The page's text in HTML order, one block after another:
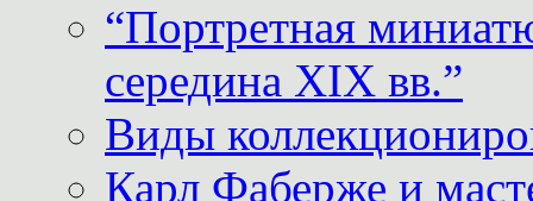
“Портретная
середина XIX вв.”
Виды
Карл Фаберже и